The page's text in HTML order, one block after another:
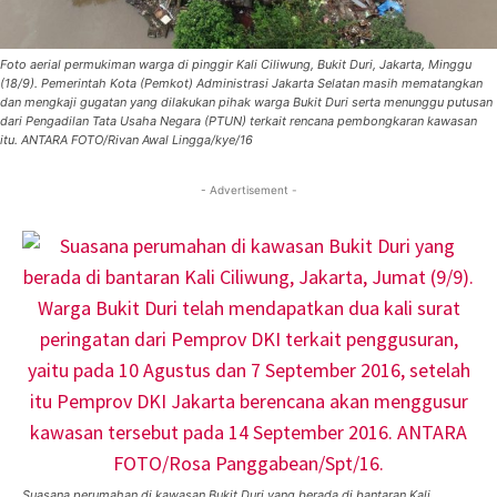
Foto aerial permukiman warga di pinggir Kali Ciliwung, Bukit Duri, Jakarta, Minggu
(18/9). Pemerintah Kota (Pemkot) Administrasi Jakarta Selatan masih mematangkan
dan mengkaji gugatan yang dilakukan pihak warga Bukit Duri serta menunggu putusan
dari Pengadilan Tata Usaha Negara (PTUN) terkait rencana pembongkaran kawasan
itu. ANTARA FOTO/Rivan Awal Lingga/kye/16
- Advertisement -